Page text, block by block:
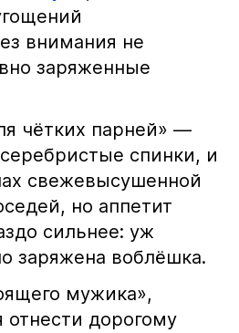
внимания не
заряженные
чётких парней» —
спинки, и
свежевысушенной
но аппетит
сильнее: уж
заряжена воблёшка.
мужика»,
отнести дорогому